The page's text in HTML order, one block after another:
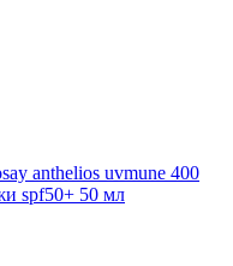
anthelios uvmune 400
spf50+ 50 мл